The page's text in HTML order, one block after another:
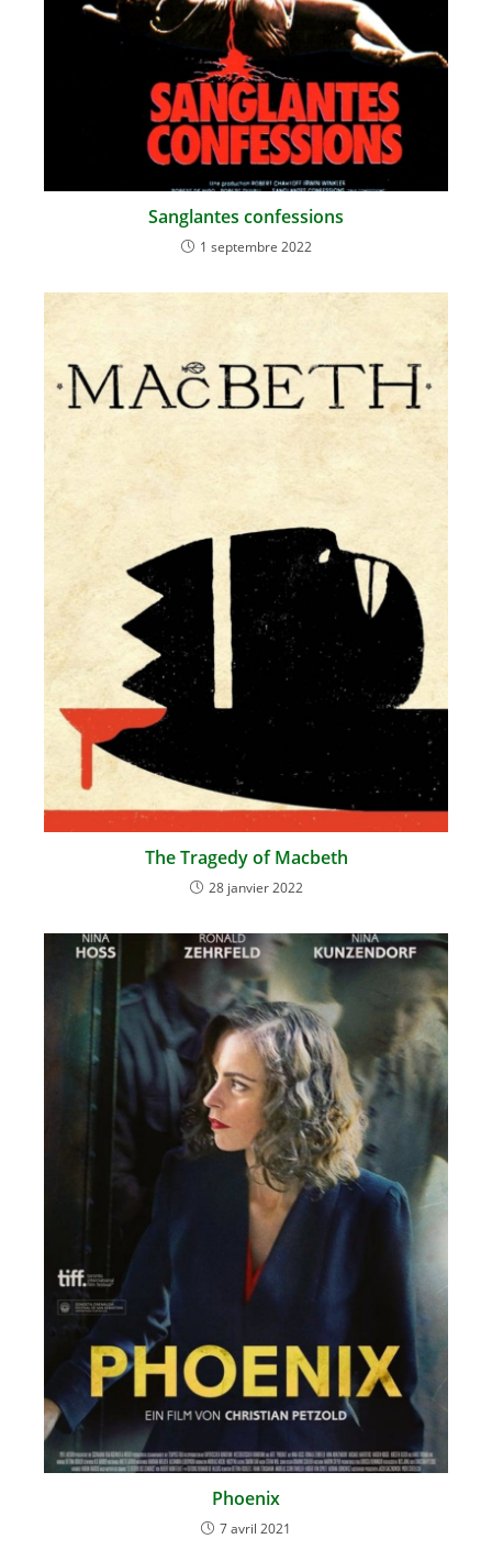
Sanglantes confessions
1 septembre 2022
The Tragedy of Macbeth
28 janvier 2022
Phoenix
7 avril 2021